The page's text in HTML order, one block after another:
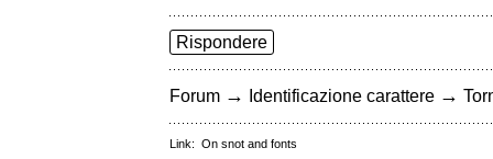
Rispondere
Forum → Identificazione carattere →
Link: On snot and fonts